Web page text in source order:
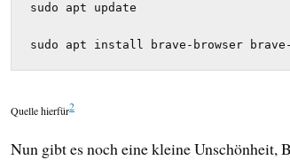
sudo apt update
sudo apt install brave-browser
Quelle hierfür2
Nun gibt es noch eine kleine Unschönheit,